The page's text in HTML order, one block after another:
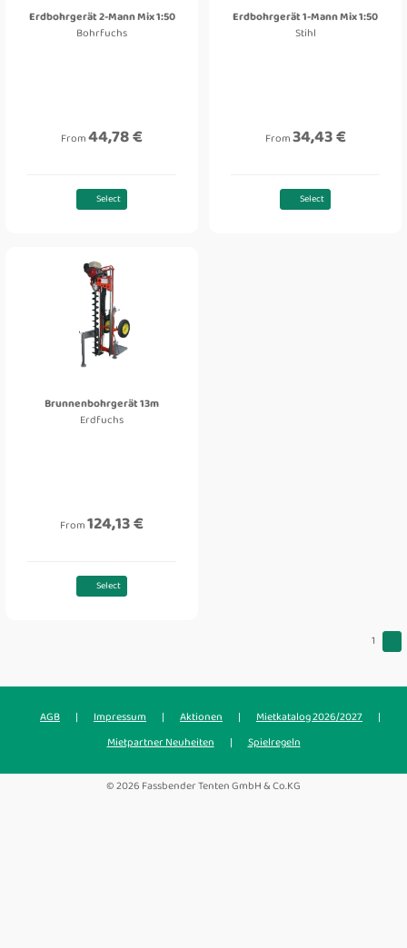
Erdbohrgerät 2-Mann Mix 1:50
Bohrfuchs
From44,78 €
Select
Erdbohrgerät 1-Mann Mix 1:50
Stihl
From34,43 €
Select
Brunnenbohrgerät 13m
Erdfuchs
From124,13 €
Select
1
AGB | Impressum | Aktionen | Mietkatalog 2026/2027
|
Mietpartner Neuheiten
| Spielregeln
© 2026 Fassbender Tenten GmbH & Co.KG